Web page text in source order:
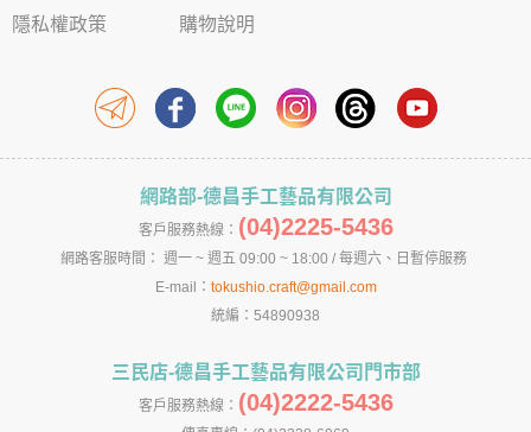
隱私權政策 購物說明
網路部-德昌手工藝品有限公司
客戶服務熱線： (04)2225-5436
網路客服時間： 週一 ~ 週五 09:00 ~ 18:00 / 每週六、日暫停服務
E-mail： tokushio.craft@gmail.com
統編：54890938
三民店-德昌手工藝品有限公司門市部
客戶服務熱線： (04)2222-5436